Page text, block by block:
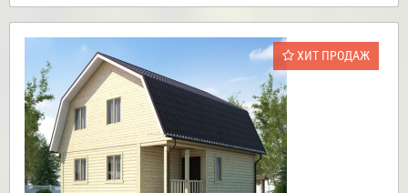
ХИТ ПРОДАЖ